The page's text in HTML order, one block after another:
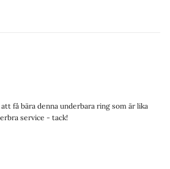
få bära denna underbara ring som är lika
service - tack!